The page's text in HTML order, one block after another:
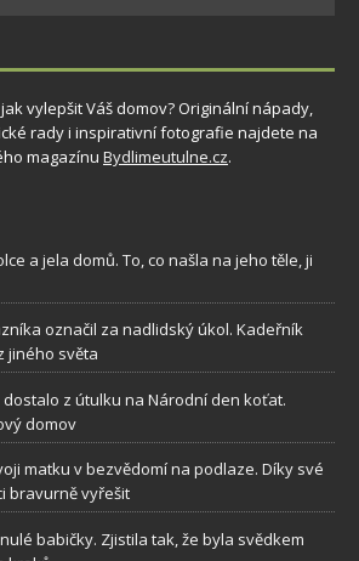
vylepšit Váš domov? Originální nápady,
rady i inspirativní fotografie najdete na
magazínu Bydlimeutulne.cz.
a jela domů. To, co našla na jeho těle, ji
označil za nadlidský úkol. Kadeřník
jiného světa
z útulku na Národní den koťat.
domov
matku v bezvědomí na podlaze. Díky své
bravurně vyřešit
babičky. Zjistila tak, že byla svědkem